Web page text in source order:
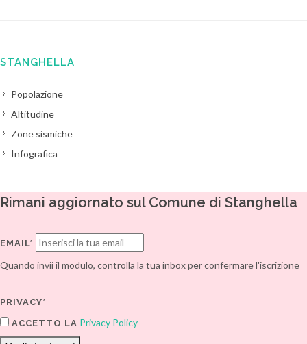
STANGHELLA
Popolazione
Altitudine
Zone sismiche
Infografica
Rimani aggiornato sul Comune di Stanghella
EMAIL*
Quando invii il modulo, controlla la tua inbox per confermare l'iscrizione
PRIVACY*
ACCETTO LA Privacy Policy